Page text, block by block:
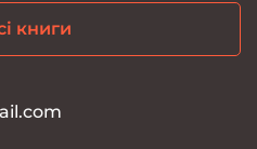
книги